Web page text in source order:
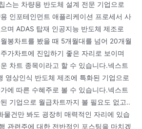
스는 차량용 반도체 설계 전문 기업으로
인포테인먼트 애플리케이션 프로세서 사
며 ADAS 탑재 인공지능 반도체 제조로
봉차트를 봤을 때 5개월대를 넘어 20개월
가차트에 진입하기 좋은 자리로 보이며
차트 종목이라고 할 수 있습니다.넥스트
영상인식 반도체 제조에 특화된 기업으로
에 따른 수혜주로 볼 수 있습니다.넥스트
기업으로 월급차트까지 볼 필요도 없고..
물건만 봐도 굉장히 매력적인 자리에 있습
관련주에 대한 전반적인 포스팅을 마치겠